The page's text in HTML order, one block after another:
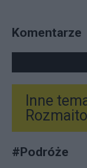
Komentarze
Inne
#Podróże